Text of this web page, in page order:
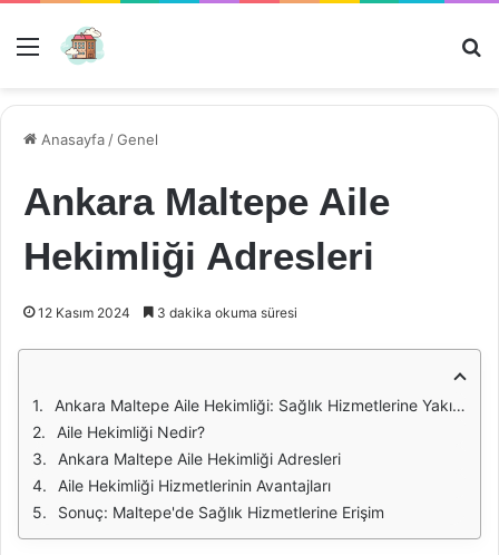
Menü
Anasayfa /Genel
Ankara Maltepe Aile
Hekimliği Adresleri
12 Kasım 2024 3 dakika okuma süresi
Ankara Maltepe Aile Hekimliği: Sağlık Hizmetlerine Yakın Olmanın Önemi
Aile Hekimliği Nedir?
Ankara Maltepe Aile Hekimliği Adresleri
Aile Hekimliği Hizmetlerinin Avantajları
Sonuç: Maltepe'de Sağlık Hizmetlerine Erişim